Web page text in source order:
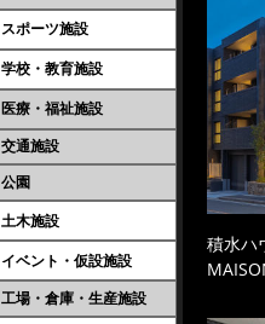
スポーツ施設
学校・教育施設
医療・福祉施設
交通施設
公園
土木施設
イベント・仮設施設
工場・倉庫・生産施設
積水